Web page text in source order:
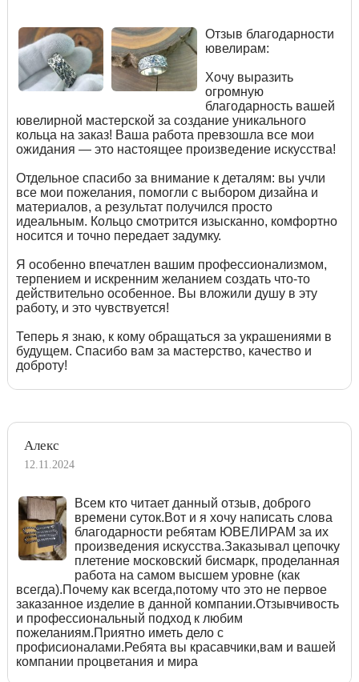
Отзыв благодарности
ювелирам:
Хочу выразить
огромную
благодарность вашей
ювелирной мастерской за создание уникального
кольца на заказ! Ваша работа превзошла все мои
ожидания — это настоящее произведение искусства!
Отдельное спасибо за внимание к деталям: вы учли
все мои пожелания, помогли с выбором дизайна и
материалов, а результат получился просто
идеальным. Кольцо смотрится изысканно, комфортно
носится и точно передает задумку.
Я особенно впечатлен вашим профессионализмом,
терпением и искренним желанием создать что-то
действительно особенное. Вы вложили душу в эту
работу, и это чувствуется!
Теперь я знаю, к кому обращаться за украшениями в
будущем. Спасибо вам за мастерство, качество и
доброту!
Алекс
12.11.2024
Всем кто читает данный отзыв, доброго
времени суток.Вот и я хочу написать слова
благодарности ребятам ЮВЕЛИРАМ за их
произведения искусства.Заказывал цепочку
плетение московский бисмарк, проделанная
работа на самом высшем уровне (как
всегда).Почему как всегда,потому что это не первое
заказанное изделие в данной компании.Отзывчивость
и профессиональный подход к любим
пожеланиям.Приятно иметь дело с
профисионалами.Ребята вы красавчики,вам и вашей
компании процветания и мира